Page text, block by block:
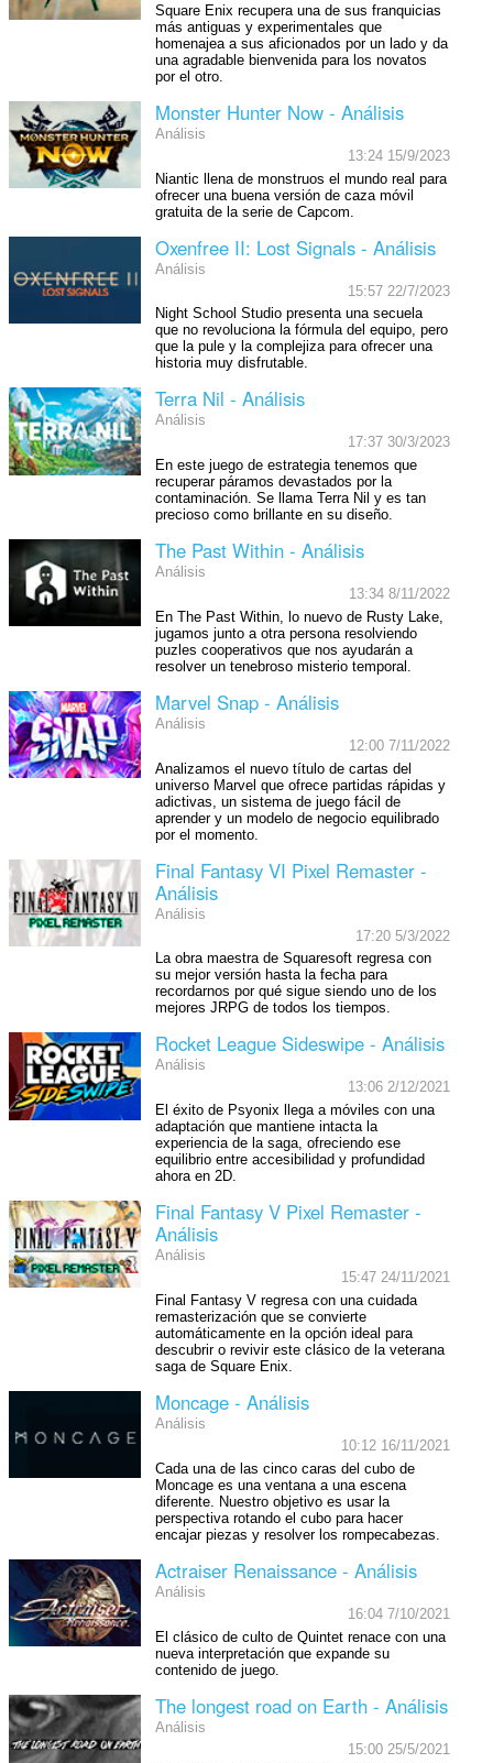
Square Enix recupera una de sus franquicias
más antiguas y experimentales que
homenajea a sus aficionados por un lado y da
una agradable bienvenida para los novatos
por el otro.
Monster Hunter Now - Análisis
Análisis
13:24 15/9/2023
Niantic llena de monstruos el mundo real para
ofrecer una buena versión de caza móvil
gratuita de la serie de Capcom.
Oxenfree II: Lost Signals - Análisis
Análisis
15:57 22/7/2023
Night School Studio presenta una secuela
que no revoluciona la fórmula del equipo, pero
que la pule y la complejiza para ofrecer una
historia muy disfrutable.
Terra Nil - Análisis
Análisis
17:37 30/3/2023
En este juego de estrategia tenemos que
recuperar páramos devastados por la
contaminación. Se llama Terra Nil y es tan
precioso como brillante en su diseño.
The Past Within - Análisis
Análisis
13:34 8/11/2022
En The Past Within, lo nuevo de Rusty Lake,
jugamos junto a otra persona resolviendo
puzles cooperativos que nos ayudarán a
resolver un tenebroso misterio temporal.
Marvel Snap - Análisis
Análisis
12:00 7/11/2022
Analizamos el nuevo título de cartas del
universo Marvel que ofrece partidas rápidas y
adictivas, un sistema de juego fácil de
aprender y un modelo de negocio equilibrado
por el momento.
Final Fantasy VI Pixel Remaster -
Análisis
Análisis
17:20 5/3/2022
La obra maestra de Squaresoft regresa con
su mejor versión hasta la fecha para
recordarnos por qué sigue siendo uno de los
mejores JRPG de todos los tiempos.
Rocket League Sideswipe - Análisis
Análisis
13:06 2/12/2021
El éxito de Psyonix llega a móviles con una
adaptación que mantiene intacta la
experiencia de la saga, ofreciendo ese
equilibrio entre accesibilidad y profundidad
ahora en 2D.
Final Fantasy V Pixel Remaster -
Análisis
Análisis
15:47 24/11/2021
Final Fantasy V regresa con una cuidada
remasterización que se convierte
automáticamente en la opción ideal para
descubrir o revivir este clásico de la veterana
saga de Square Enix.
Moncage - Análisis
Análisis
10:12 16/11/2021
Cada una de las cinco caras del cubo de
Moncage es una ventana a una escena
diferente. Nuestro objetivo es usar la
perspectiva rotando el cubo para hacer
encajar piezas y resolver los rompecabezas.
Actraiser Renaissance - Análisis
Análisis
16:04 7/10/2021
El clásico de culto de Quintet renace con una
nueva interpretación que expande su
contenido de juego.
The longest road on Earth - Análisis
Análisis
15:00 25/5/2021